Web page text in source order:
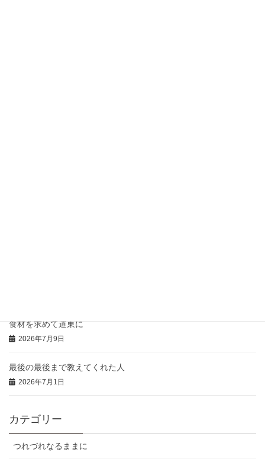
食材を求めて道東に
2026年7月9日
最後の最後まで教えてくれた人
2026年7月1日
カテゴリー
つれづれなるままに